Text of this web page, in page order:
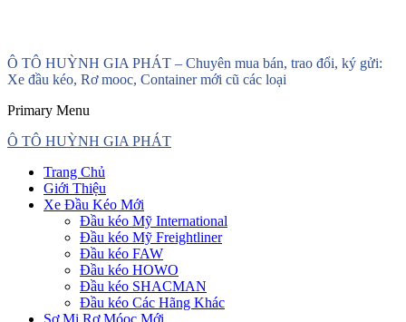
Ô TÔ HUỲNH GIA PHÁT – Chuyên mua bán, trao đổi, ký gửi:
Xe đầu kéo, Rơ mooc, Container mới cũ các loại
Primary Menu
Ô TÔ HUỲNH GIA PHÁT
Trang Chủ
Giới Thiệu
Xe Đầu Kéo Mới
Đầu kéo Mỹ International
Đầu kéo Mỹ Freightliner
Đầu kéo FAW
Đầu kéo HOWO
Đầu kéo SHACMAN
Đầu kéo Các Hãng Khác
Sơ Mi Rơ Móoc Mới